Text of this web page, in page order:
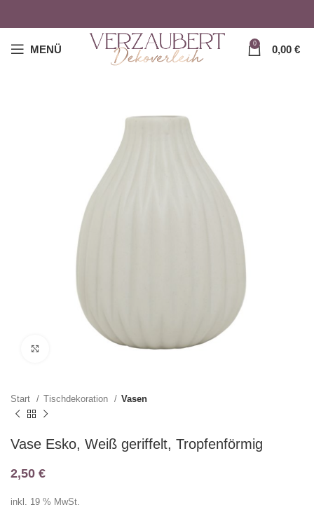
MENÜ 0 0,00 €
Klicken zum Vergrößern
Start Tischdekoration Vasen
Vase Esko, Weiß geriffelt, Tropfenförmig
2,50 €
inkl. 19 % MwSt.